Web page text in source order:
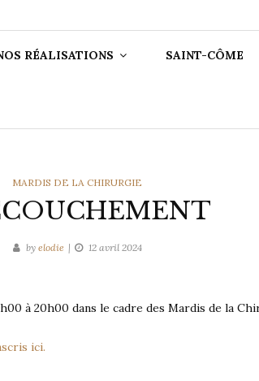
RÉALISATIONS SAINT-CÔME
CATEGORIES
MARDIS DE LA CHIRURGIE
by elodie 12 avril 2024
à 20h00 dans le cadre des Mardis de la
ici.